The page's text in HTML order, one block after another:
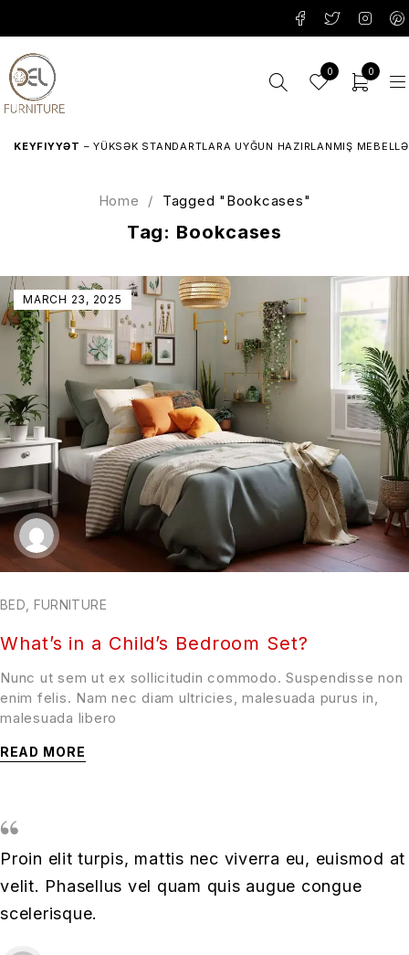
0 0
– YÜKSƏK STANDARTLARA UYĞUN HAZIRLANMIŞ MEBELLƏR.
Tag: Bookcases
Home / Tagged "Bookcases"
MARCH 23, 2025
BED FURNITURE
What’s in a Child’s Bedroom Set?
Nunc ut sem ut ex sollicitudin commodo. Suspendisse non
enim felis. Nam nec diam ultricies, malesuada purus in,
malesuada libero
READ MORE
Proin elit turpis, mattis nec viverra eu, euismod at
velit. Phasellus vel quam quis augue congue
scelerisque.